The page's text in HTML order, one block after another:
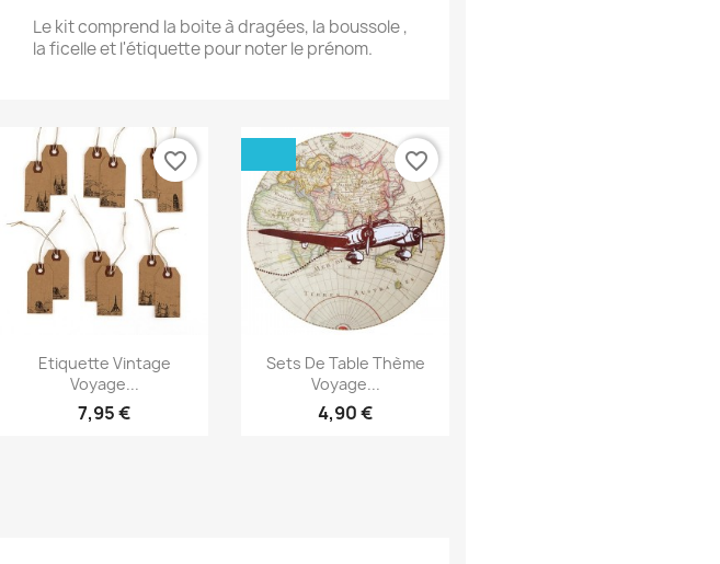
Le kit comprend la boite à dragées, la boussole ,
la ficelle et l'étiquette pour noter le prénom.
Aperçu rapide
Etiquette Vintage
Voyage...
7,95 €
favorite_border
Aperçu rapide
Sets De Table Thème
Voyage...
4,90 €
favorite_border